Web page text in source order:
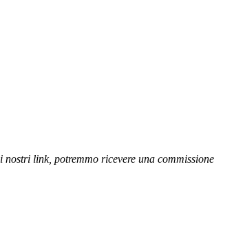
link, potremmo ricevere una commissione